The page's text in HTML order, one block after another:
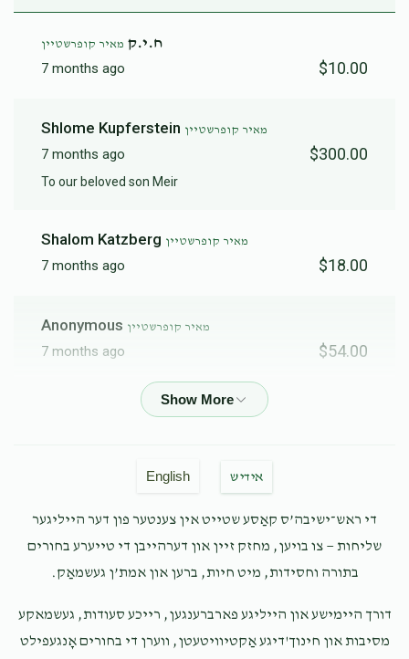
ח.י.ק מאיר קופרשטיין
7 months ago $10.00
Shlome Kupferstein מאיר קופרשטיין
7 months ago $300.00
To our beloved son Meir
Shalom Katzberg מאיר קופרשטיין
7 months ago $18.00
Anonymous מאיר קופרשטיין
7 months ago $54.00
Moshe Kupferstein מאיר קופרשטיין
7 months ago $2.00
נתיבות שטיצט נתיבות
English אידיש
די ראש־ישיבה’ס קאַסע שטייט אין צענטער פון דער הייליגער
שליחות — צו בויען, מחזק זיין און דערהייבן די טייערע בחורים
בתורה וחסידות, מיט חיות, ברען און אמת’ן געשמאַק.
דורך היימישע און הייליגע פארברענגען, רייכע סעודות, געשמאקע
מסיבות און חינוך'דיגע אַקטיוויטעטן, ווערן די בחורים אָנגעפילט